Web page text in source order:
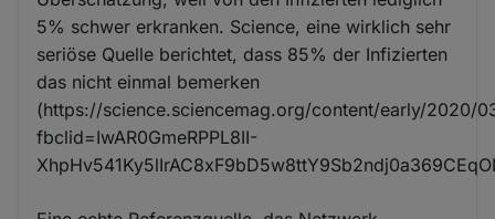
5% schwer erkranken. Science, eine wirklich sehr
seriöse Quelle berichtet, dass 85% der Infizierten
das nicht einmal bemerken
(https://science.sciencemag.org/content/early/2020/
fbclid=IwAR0GmeRPPL8II-